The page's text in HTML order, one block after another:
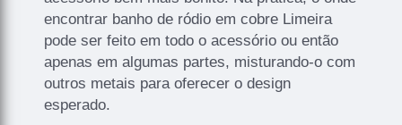
encontrar banho de ródio em cobre Limeira
pode ser feito em todo o acessório ou então
apenas em algumas partes, misturando-o com
outros metais para oferecer o design
esperado.